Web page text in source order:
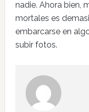
nadie. Ahora bien,
mortales es
embarcarse en
subir fotos.